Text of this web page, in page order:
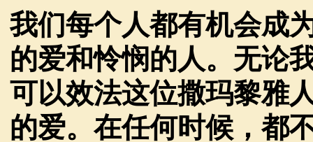
我们每个人都有机会成
的爱和怜悯的人。无论
可以效法这位撒玛黎雅
的爱。在任何时候，都